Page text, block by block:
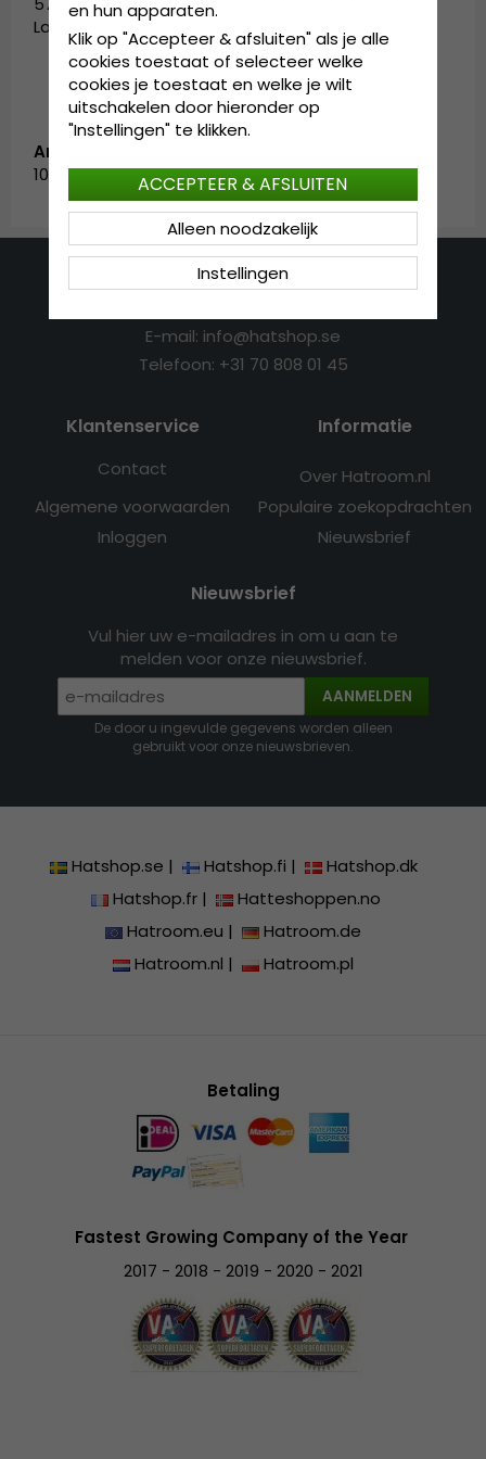
Large - 62-63 cm.
Artikelnummer:
1002.stnwsh-3
Contactgegevens
E-mail: info@hatshop.se
Telefoon: +31 70 808 01 45
Klantenservice
Contact
Algemene voorwaarden
Inloggen
Informatie
Over Hatroom.nl
Populaire zoekopdrachten
Nieuwsbrief
Nieuwsbrief
Vul hier uw e-mailadres in om u aan te
melden voor onze nieuwsbrief.
AANMELDEN
De door u ingevulde gegevens worden alleen
gebruikt voor onze nieuwsbrieven.
Hatshop.se | Hatshop.fi |
Hatshop.dk
Hatshop.fr|
Hatteshoppen.no
Hatroom.eu |
Hatroom.de
Hatroom.nl | Hatroom.pl
Betaling
Fastest Growing Company of the Year
2017 - 2018 - 2019 - 2020 - 2021
en hun apparaten.
Klik op "Accepteer & afsluiten" als je alle
cookies toestaat of selecteer welke
cookies je toestaat en welke je wilt
uitschakelen door hieronder op
"Instellingen" te klikken.
Instellingen
Alleen noodzakelijk
ACCEPTEER & AFSLUITEN